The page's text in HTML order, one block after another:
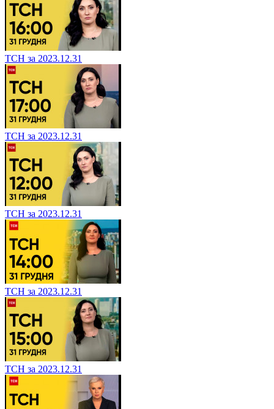
ТСН за 2023.12.31
ТСН за 2023.12.31
ТСН за 2023.12.31
ТСН за 2023.12.31
ТСН за 2023.12.31